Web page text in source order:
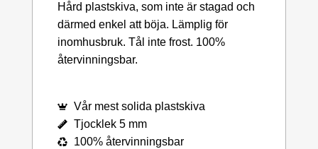
Hård plastskiva, som inte är stagad och
därmed enkel att böja. Lämplig för
inomhusbruk. Tål inte frost. 100%
återvinningsbar.
Vår mest solida plastskiva
Tjocklek 5 mm
100% återvinningsbar